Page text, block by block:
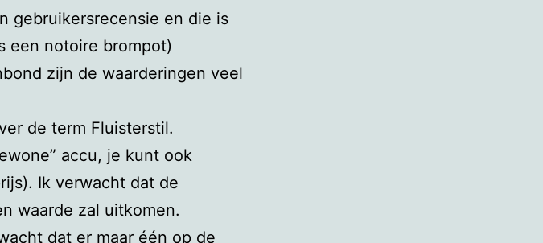
gebruikersrecensie en die is
een notoire brompot)
zijn de waarderingen veel
de term Fluisterstil.
accu, je kunt ook
Ik verwacht dat de
waarde zal uitkomen.
dat er maar één op de